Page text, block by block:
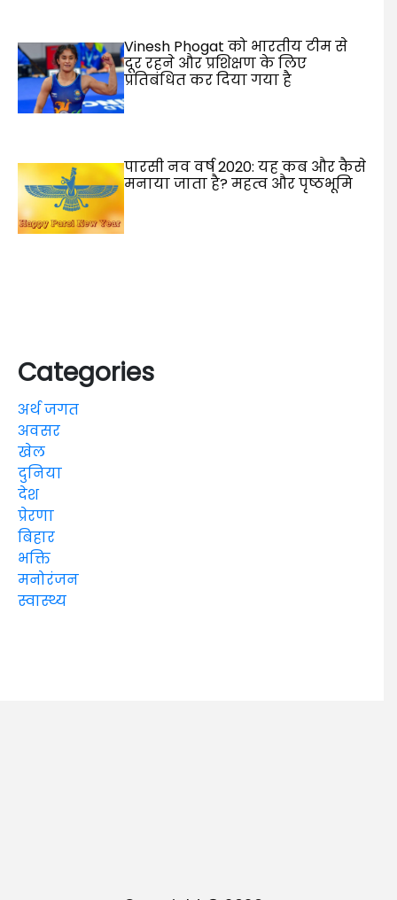
Vinesh Phogat को भारतीय टीम से
दूर रहने और प्रशिक्षण के लिए
प्रतिबंधित कर दिया गया है
पारसी नव वर्ष 2020: यह कब और कैसे
मनाया जाता है? महत्व और पृष्ठभूमि
Categories
अर्थ जगत
अवसर
खेल
दुनिया
देश
प्रेरणा
बिहार
भक्ति
मनोरंजन
स्वास्थ्य